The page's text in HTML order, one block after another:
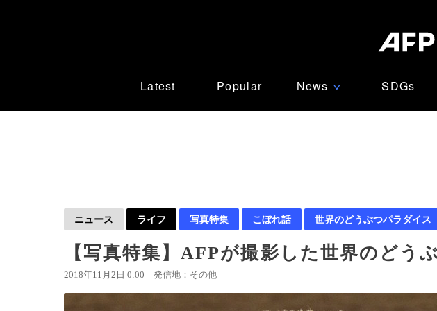
Latest Popular News ∨ SDGs
ニュース ライフ 写真特集 こぼれ話 世界のどうぶつパラダイス
【写真特集】AFPが撮影した世界のどう
2018年11月2日 0:00 発信地：その他